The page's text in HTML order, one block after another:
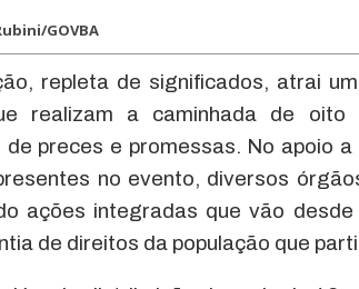
GOVBA
repleta de significados, atrai
realizam a caminhada de
de preces e promessas. No apoio
no evento, diversos
ações integradas que vão
de direitos da população que